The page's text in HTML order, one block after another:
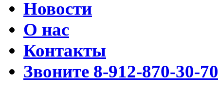
Новости
О нас
Контакты
Звоните 8-912-870-30-70